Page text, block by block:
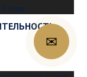
📞